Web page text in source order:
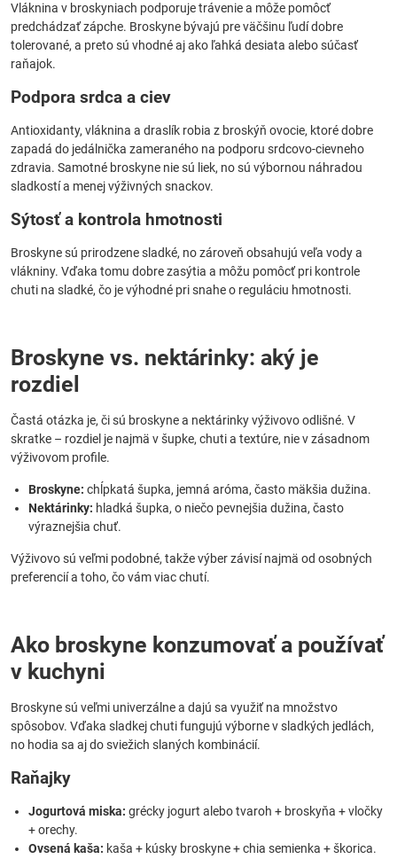
Vláknina v broskyniach podporuje trávenie a môže pomôcť
predchádzať zápche. Broskyne bývajú pre väčšinu ľudí dobre
tolerované, a preto sú vhodné aj ako ľahká desiata alebo súčasť
raňajok.
Podpora srdca a ciev
Antioxidanty, vláknina a draslík robia z broskýň ovocie, ktoré dobre
zapadá do jedálnička zameraného na podporu srdcovo-cievneho
zdravia. Samotné broskyne nie sú liek, no sú výbornou náhradou
sladkostí a menej výživných snackov.
Sýtosť a kontrola hmotnosti
Broskyne sú prirodzene sladké, no zároveň obsahujú veľa vody a
vlákniny. Vďaka tomu dobre zasýtia a môžu pomôcť pri kontrole
chuti na sladké, čo je výhodné pri snahe o reguláciu hmotnosti.
Broskyne vs. nektárinky: aký je
rozdiel
Častá otázka je, či sú broskyne a nektárinky výživovo odlišné. V
skratke – rozdiel je najmä v šupke, chuti a textúre, nie v zásadnom
výživovom profile.
Broskyne: chĺpkatá šupka, jemná aróma, často mäkšia dužina.
Nektárinky: hladká šupka, o niečo pevnejšia dužina, často
výraznejšia chuť.
Výživovo sú veľmi podobné, takže výber závisí najmä od osobných
preferencií a toho, čo vám viac chutí.
Ako broskyne konzumovať a používať
v kuchyni
Broskyne sú veľmi univerzálne a dajú sa využiť na množstvo
spôsobov. Vďaka sladkej chuti fungujú výborne v sladkých jedlách,
no hodia sa aj do sviežich slaných kombinácií.
Raňajky
Jogurtová miska: grécky jogurt alebo tvaroh + broskyňa + vločky
+ orechy.
Ovsená kaša: kaša + kúsky broskyne + chia semienka + škorica.